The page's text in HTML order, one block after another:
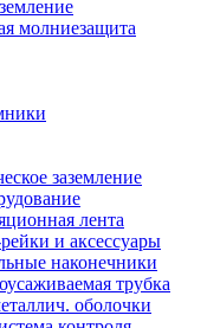
молниезащита
заземление
лента
и аксессуары
наконечники
трубка
оболочки